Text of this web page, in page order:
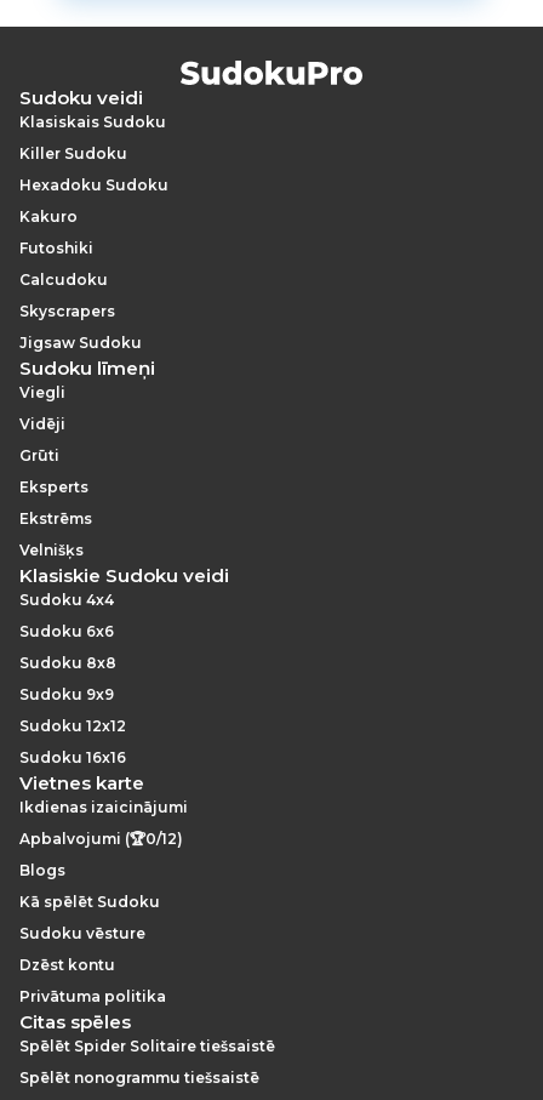
Sudoku veidi
Klasiskais Sudoku
Killer Sudoku
Hexadoku Sudoku
Kakuro
Futoshiki
Calcudoku
Skyscrapers
Jigsaw Sudoku
Sudoku līmeņi
Viegli
Vidēji
Grūti
Eksperts
Ekstrēms
Velnišķs
Klasiskie Sudoku veidi
Sudoku 4x4
Sudoku 6x6
Sudoku 8x8
Sudoku 9x9
Sudoku 12x12
Sudoku 16x16
Vietnes karte
Ikdienas izaicinājumi
Apbalvojumi (🏆0/12)
Blogs
Kā spēlēt Sudoku
Sudoku vēsture
Dzēst kontu
Privātuma politika
Citas spēles
Spēlēt Spider Solitaire tiešsaistē
Spēlēt nonogrammu tiešsaistē